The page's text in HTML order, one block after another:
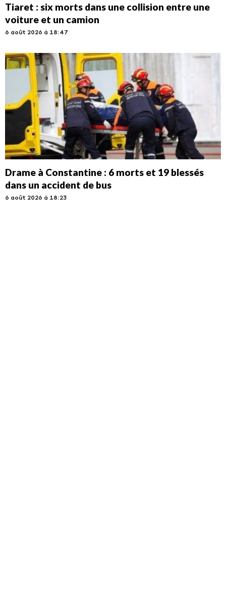
Tiaret : six morts dans une collision entre une
voiture et un camion
6 août 2026 à 18:47
Drame à Constantine : 6 morts et 19 blessés
dans un accident de bus
6 août 2026 à 18:23